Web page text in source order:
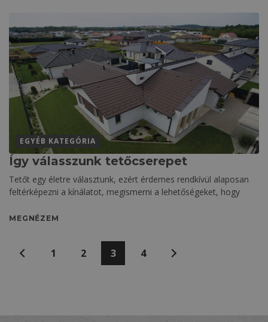
EGYÉB KATEGÓRIA
Így válasszunk tetőcserepet
Tetőt egy életre választunk, ezért érdemes rendkívül alaposan
feltérképezni a kínálatot, megismerni a lehetőségeket, hogy
MEGNÉZEM
Bejegyzések
Előző 1 2 3 4 Következő